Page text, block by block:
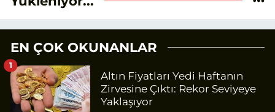
EN ÇOK OKUNANLAR
Altın Fiyatları Yedi Haftanın
Zirvesine Çıktı: Rekor Seviyeye
Yaklaşıyor
1